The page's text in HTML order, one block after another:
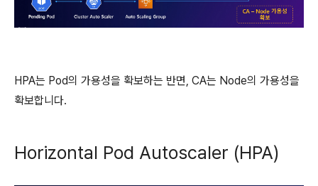
HPA는 Pod의 가용성을 확보하는 반면, CA는 Node의 가용성을
확보합니다.
Horizontal Pod Autoscaler (HPA)